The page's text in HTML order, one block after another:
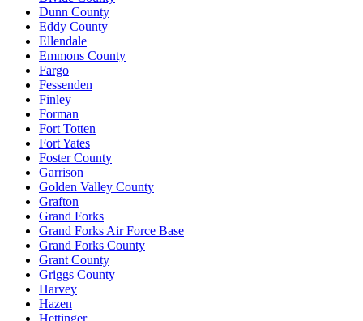
Dunn County
Eddy County
Ellendale
Emmons County
Fargo
Fessenden
Finley
Forman
Fort Totten
Fort Yates
Foster County
Garrison
Golden Valley County
Grafton
Grand Forks
Grand Forks Air Force Base
Grand Forks County
Grant County
Griggs County
Harvey
Hazen
Hettinger